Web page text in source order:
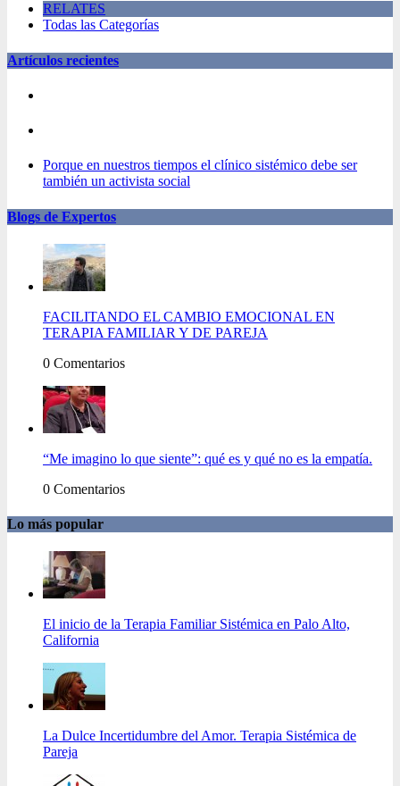
RELATES
Todas las Categorías
Artículos recientes
Porque en nuestros tiempos el clínico sistémico debe ser
también un activista social
Blogs de Expertos
FACILITANDO EL CAMBIO EMOCIONAL EN
TERAPIA FAMILIAR Y DE PAREJA
0 Comentarios
“Me imagino lo que siente”: qué es y qué no es la empatía.
0 Comentarios
Lo más popular
El inicio de la Terapia Familiar Sistémica en Palo Alto,
California
La Dulce Incertidumbre del Amor. Terapia Sistémica de
Pareja